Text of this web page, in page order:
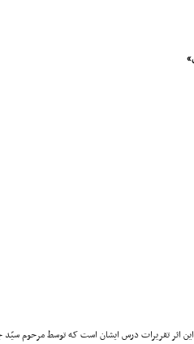
این اثر تقریرات درس ایشان است که توسط مرحوم سیّد